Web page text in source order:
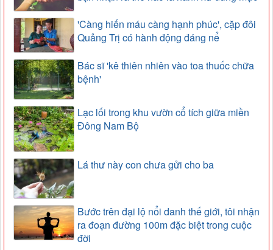
'Càng hiến máu càng hạnh phúc', cặp đôi
Quảng Trị có hành động đáng nể
Bác sĩ 'kê thiên nhiên vào toa thuốc chữa
bệnh'
Lạc lối trong khu vườn cổ tích giữa miền
Đông Nam Bộ
Lá thư này con chưa gửi cho ba
Bước trên đại lộ nổi danh thế giới, tôi nhận
ra đoạn đường 100m đặc biệt trong cuộc
đời